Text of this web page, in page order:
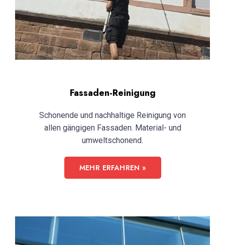
Fassaden-Reinigung
Schonende und nachhaltige Reinigung von
allen gängigen Fassaden. Material- und
umweltschonend.
MEHR ERFAHREN »